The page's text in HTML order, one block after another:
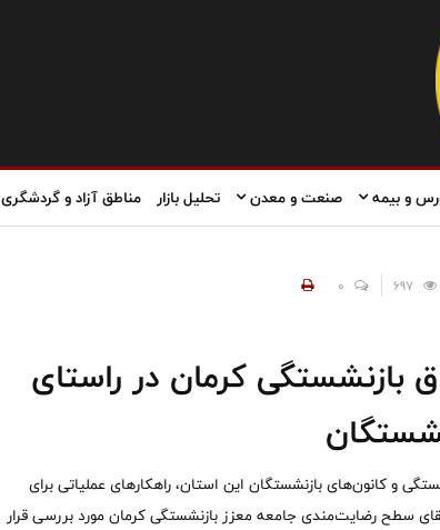
و بیمه صنعت و معدن تحلیل بازار مناطق آزاد و گردشگری
0
بازنشستگی کرمان در راستای
و کانون‌های بازنشستگان این استان، راهکارهای عملیاتی برای
سطح رضایت‌مندی جامعه معزز بازنشستگی کرمان مورد بررسی قرار